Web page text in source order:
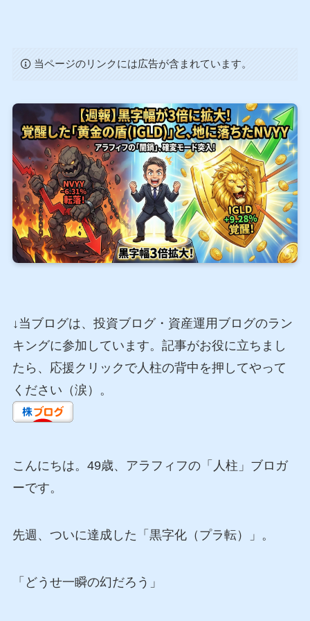
当ページのリンクには広告が含まれています。
↓当ブログは、投資ブログ・資産運用ブログのラン
キングに参加しています。記事がお役に立ちまし
たら、応援クリックで人柱の背中を押してやって
ください（涙）。
こんにちは。49歳、アラフィフの「人柱」ブロガ
ーです。
先週、ついに達成した「黒字化（プラ転）」。
「どうせ一瞬の幻だろう」